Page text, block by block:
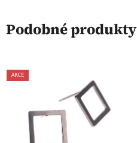
Podobné produkty
AKCE